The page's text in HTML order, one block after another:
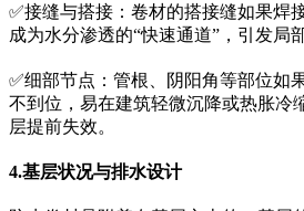
✅接缝与搭接：卷材的搭接缝如果焊
成为水分渗透的“快速通道”，引发局
✅细部节点：管根、阴阳角等部位如
不到位，易在建筑轻微沉降或热胀冷
层提前失效。
4.基层状况与排水设计